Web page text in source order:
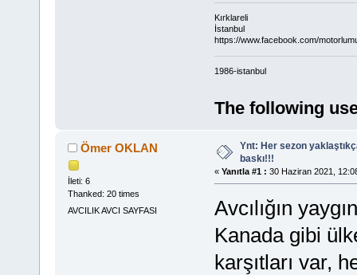
Kırklareli
İstanbul
https://www.facebook.com/
1986-istanbul
The following
Ömer OKLAN
İleti: 6
Thanked: 20 times
AVCILIK AVCI SAYFASI
Ynt: Her sezon
baskı!!!
« Yanıtla #1 : 30 Haziran 2021,
Avcılığın
Kanada gibi
karşıtları var,